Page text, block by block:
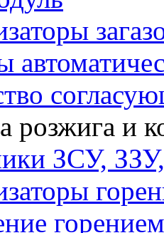
розжига и
ЗСУ,
горением